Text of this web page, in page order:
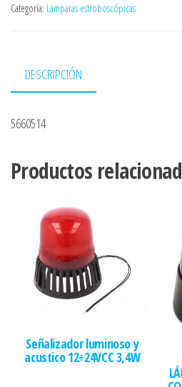
Categoría: Lamparas estroboscópicas
DESCRIPCIÓN
5660514
Productos
Señalizador luminoso y
acustico 12÷24VCC 3,4W